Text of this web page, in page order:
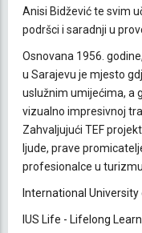
Anisi Bidžević te svim
podršci i saradnji u
Osnovana 1956.
u Sarajevu je mjesto
uslužnim umijećima, a
vizualno impresivnoj
Zahvaljujući TEF
ljude, prave
profesionalce u turizmu.
International University
IUS Life - Lifelong